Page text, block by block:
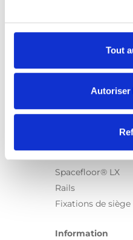
Tout
Autoriser
Carony
Carospeed Classic
Plateformes pour
Spacefloor® LX
Rails
Fixations de siège
Information